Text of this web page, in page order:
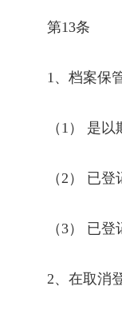
第13条
1、档案保
（ 1 ） 是以
（2 ） 已登
（3） 已登
2、在取消